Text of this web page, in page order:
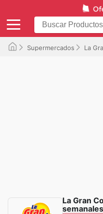
Supermercados La
La Gran
semanales